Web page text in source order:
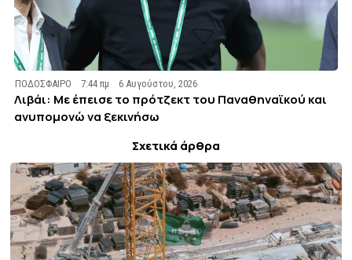
ΠΟΔΟΣΦΑΙΡΟ 7:44 πμ 6 Αυγούστου, 2026
Λιβάι: Με έπεισε το πρότζεκτ του Παναθηναϊκού και
ανυπομονώ να ξεκινήσω
Σχετικά άρθρα